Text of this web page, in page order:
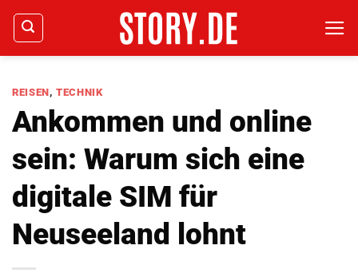
Zum
Inhalt
springen
REISEN,TECHNIK
Ankommen und online
sein: Warum sich eine
digitale SIM für
Neuseeland lohnt